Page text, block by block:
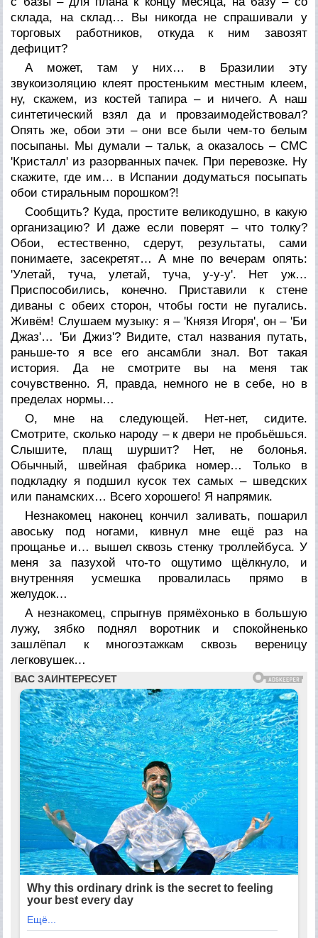
склада, на склад… Вы никогда не спрашивали у
торговых работников, откуда к ним завозят
дефицит?
А может, там у них… в Бразилии эту
звукоизоляцию клеят простеньким местным клеем,
ну, скажем, из костей тапира – и ничего. А наш
синтетический взял да и провзаимодействовал?
Опять же, обои эти – они все были чем-то белым
посыпаны. Мы думали – тальк, а оказалось – СМС
'Кристалл' из разорванных пачек. При перевозке. Ну
скажите, где им… в Испании додуматься посыпать
обои стиральным порошком?!
Сообщить? Куда, простите великодушно, в какую
организацию? И даже если поверят – что толку?
Обои, естественно, сдерут, результаты, сами
понимаете, засекретят… А мне по вечерам опять:
'Улетай, туча, улетай, туча, у-у-у'. Нет уж…
Приспособились, конечно. Приставили к стене
диваны с обеих сторон, чтобы гости не пугались.
Живём! Слушаем музыку: я – 'Князя Игоря', он – 'Би
Джаз'… 'Би Джиз'? Видите, стал названия путать,
раньше-то я все его ансамбли знал. Вот такая
история. Да не смотрите вы на меня так
сочувственно. Я, правда, немного не в себе, но в
пределах нормы…
О, мне на следующей. Нет-нет, сидите.
Смотрите, сколько народу – к двери не пробьёшься.
Слышите, плащ шуршит? Нет, не болонья.
Обычный, швейная фабрика номер… Только в
подкладку я подшил кусок тех самых – шведских
или панамских… Всего хорошего! Я напрямик.
Незнакомец наконец кончил заливать, пошарил
авоську под ногами, кивнул мне ещё раз на
прощанье и… вышел сквозь стенку троллейбуса. У
меня за пазухой что-то ощутимо щёлкнуло, и
внутренняя усмешка провалилась прямо в
желудок…
А незнакомец, спрыгнув прямёхонько в большую
лужу, зябко поднял воротник и спокойненько
зашлёпал к многоэтажкам сквозь вереницу
легковушек…